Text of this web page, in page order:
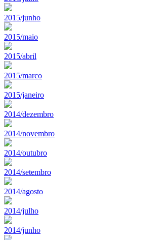
2015/junho
2015/maio
2015/abril
2015/marco
2015/janeiro
2014/dezembro
2014/novembro
2014/outubro
2014/setembro
2014/agosto
2014/julho
2014/junho